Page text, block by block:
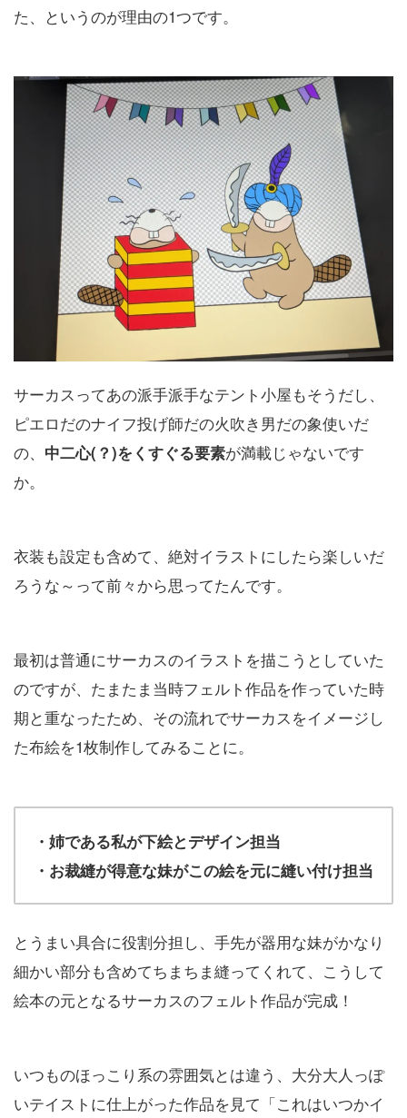
た、というのが理由の1つです。
サーカスってあの派手派手なテント小屋もそうだし、
ピエロだのナイフ投げ師だの火吹き男だの象使いだ
の、 中二心(？)をくすぐる要素が満載じゃないです
か。
衣装も設定も含めて、絶対イラストにしたら楽しいだ
ろうな～って前々から思ってたんです。
最初は普通にサーカスのイラストを描こうとしていた
のですが、たまたま当時フェルト作品を作っていた時
期と重なったため、その流れでサーカスをイメージし
た布絵を1枚制作してみることに。
・姉である私が下絵とデザイン担当
・お裁縫が得意な妹がこの絵を元に縫い付け担当
とうまい具合に役割分担し、手先が器用な妹がかなり
細かい部分も含めてちまちま縫ってくれて、こうして
絵本の元となるサーカスのフェルト作品が完成！
いつものほっこり系の雰囲気とは違う、大分大人っぽ
いテイストに仕上がった作品を見て「これはいつかイ